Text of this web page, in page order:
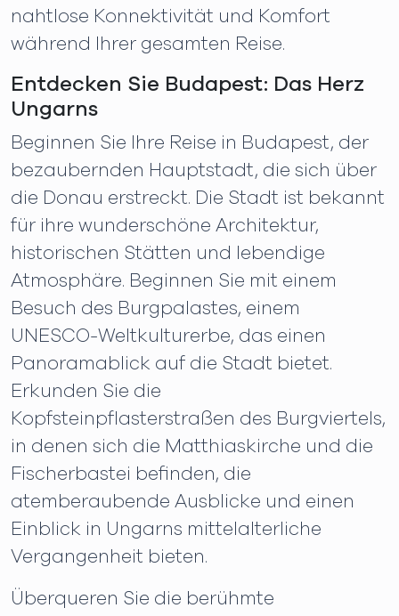
nahtlose Konnektivität und Komfort
während Ihrer gesamten Reise.
Entdecken Sie Budapest: Das Herz
Ungarns
Beginnen Sie Ihre Reise in Budapest, der
bezaubernden Hauptstadt, die sich über
die Donau erstreckt. Die Stadt ist bekannt
für ihre wunderschöne Architektur,
historischen Stätten und lebendige
Atmosphäre. Beginnen Sie mit einem
Besuch des Burgpalastes, einem
UNESCO-Weltkulturerbe, das einen
Panoramablick auf die Stadt bietet.
Erkunden Sie die
Kopfsteinpflasterstraßen des Burgviertels,
in denen sich die Matthiaskirche und die
Fischerbastei befinden, die
atemberaubende Ausblicke und einen
Einblick in Ungarns mittelalterliche
Vergangenheit bieten.
Überqueren Sie die berühmte